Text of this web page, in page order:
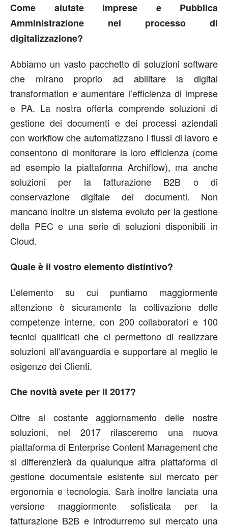
Come aiutate imprese e Pubblica
Amministrazione nel processo di
digitalizzazione?
Abbiamo un vasto pacchetto di soluzioni software
che mirano proprio ad abilitare la digital
transformation e aumentare l’efficienza di imprese
e PA. La nostra offerta comprende soluzioni di
gestione dei documenti e dei processi aziendali
con workflow che automatizzano i flussi di lavoro e
consentono di monitorare la loro efficienza (come
ad esempio la piattaforma Archiflow), ma anche
soluzioni per la fatturazione B2B o di
conservazione digitale dei documenti. Non
mancano inoltre un sistema evoluto per la gestione
della PEC e una serie di soluzioni disponibili in
Cloud.
Quale è il vostro elemento distintivo?
L’elemento su cui puntiamo maggiormente
attenzione è sicuramente la coltivazione delle
competenze interne, con 200 collaboratori e 100
tecnici qualificati che ci permettono di realizzare
soluzioni all’avanguardia e supportare al meglio le
esigenze dei Clienti.
Che novità avete per il 2017?
Oltre al costante aggiornamento delle nostre
soluzioni, nel 2017 rilasceremo una nuova
piattaforma di Enterprise Content Management che
si differenzierà da qualunque altra piattaforma di
gestione documentale esistente sul mercato per
ergonomia e tecnologia. Sarà inoltre lanciata una
versione maggiormente sofisticata per la
fatturazione B2B e introdurremo sul mercato una